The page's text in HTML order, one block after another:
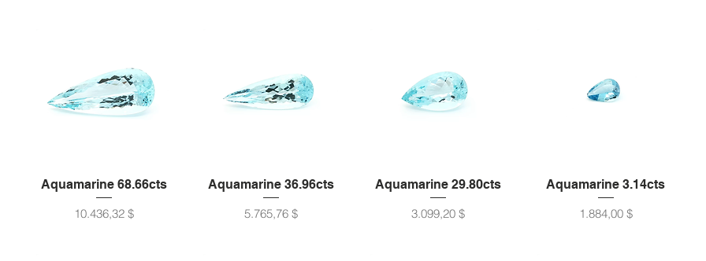
Aquamarine 68.66cts
Preis
10.436,32 $
Aquamarine 36.96cts
Preis
5.765,76 $
Aquamarine 29.80cts
Preis
3.099,20 $
Aquamarine 3.14cts
Preis
1.884,00 $